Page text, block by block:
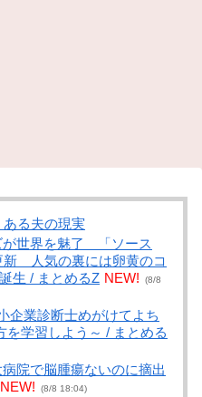
る夫の現実
が世界を魅了 「ソース
新 人気の裏には卵黄のコ
生 / まとめるZ NEW!
(8/8
企業診断士めがけてよち
を学習しよう～ / まとめる
院で脳腫瘍ないのに摘出
NEW! (8/8 18:04)